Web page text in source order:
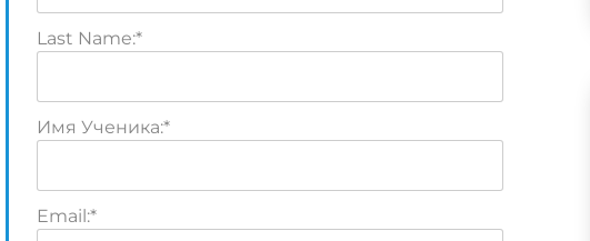
Last Name:*
Имя Ученика:*
Email:*